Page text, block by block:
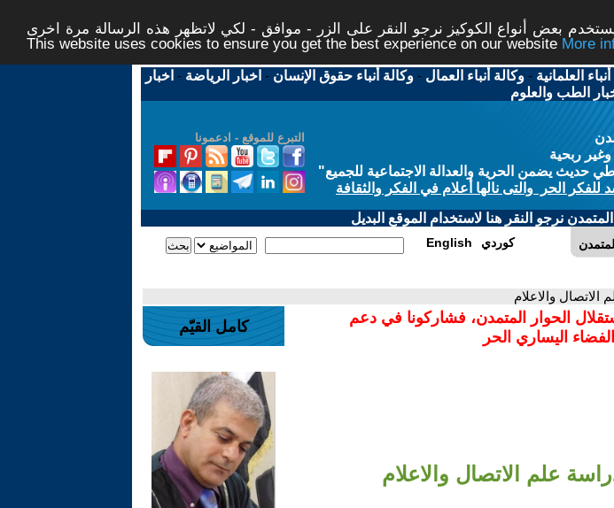
بعض أنواع الكوكيز نرجو النقر على الزر - موافق - لكي لاتظهر هذه الرسالة مرة اخرى -
This website uses cookies to ensure you get the best experience on our website
العلمانية -وكالة أنباء العمال -وكالة أنباء حقوق الإنسان - اخبار الرياضة - اخبار
الطب والعلوم
التبرع للموقع - ادعمونا
ربحية
يضمن الحرية والعدالة الاجتماعية للجميع"
الحر والتى نالها أعلام في الفكر والثقافة
نرجو النقر هنا لاستخدام الموقع البديل
English كوردي
والاعلام
الحوار المتمدن، فشاركونا في دعم
اليساري الحر
علم الاتصال والاعلام
كامل القيّم